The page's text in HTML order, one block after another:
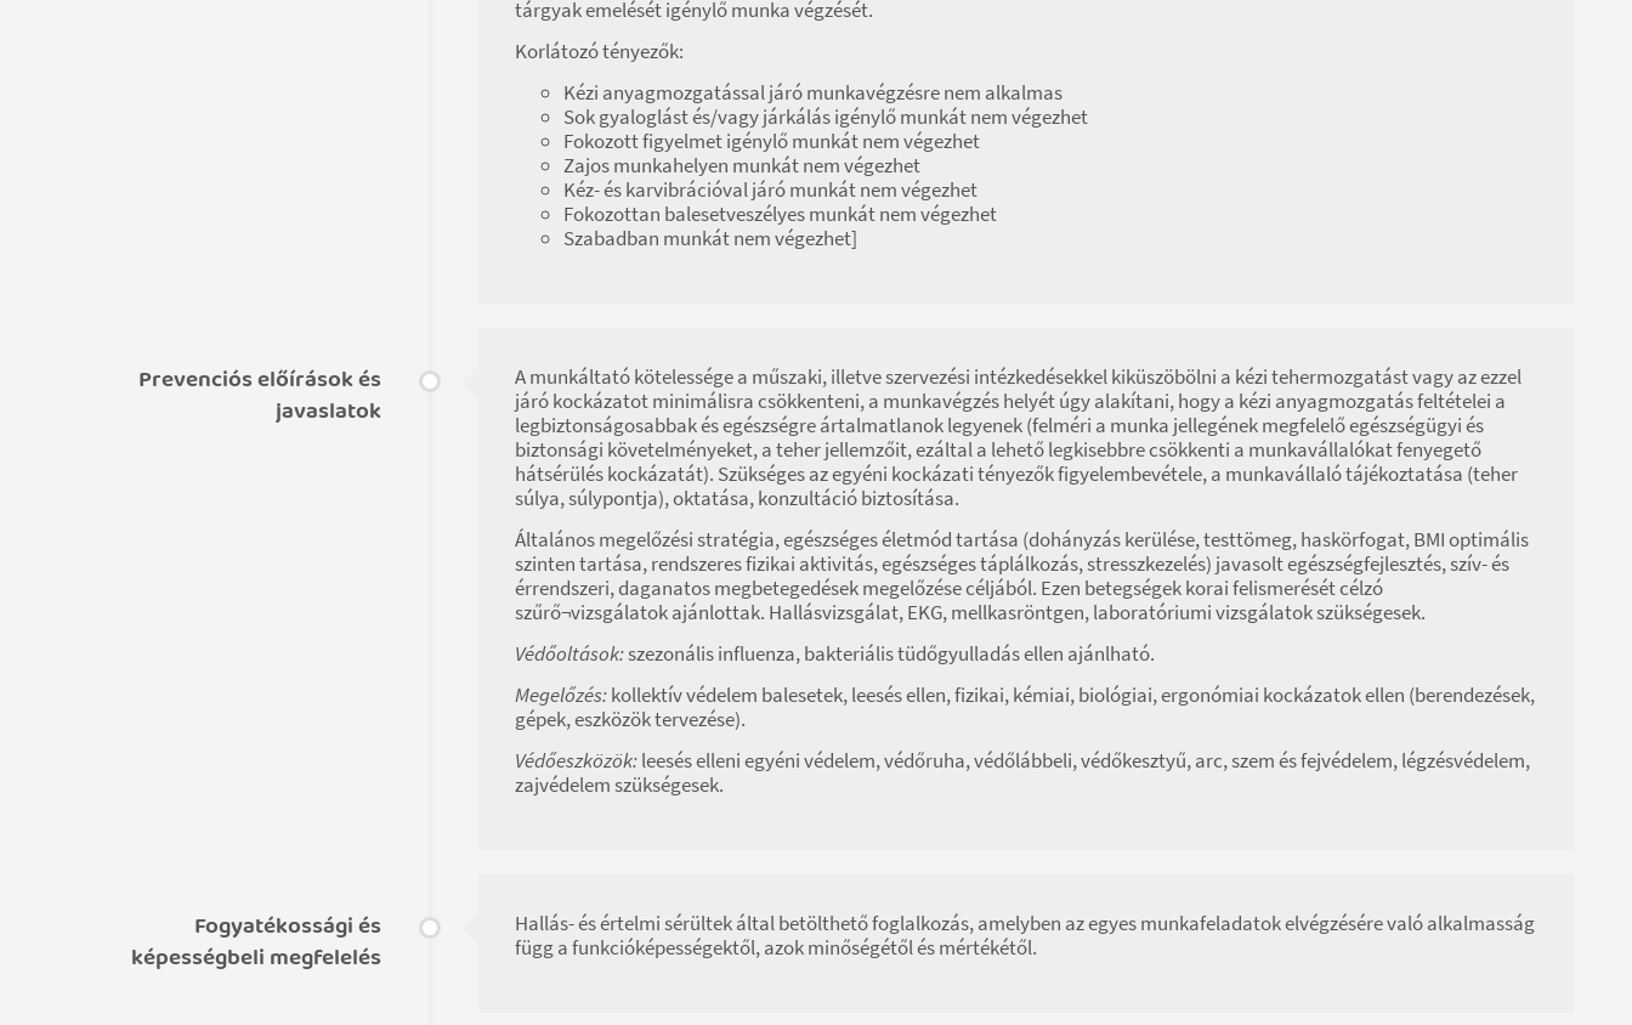
tárgyak emelését igénylő munka végzését.
Korlátozó tényezők:
Kézi anyagmozgatással járó munkavégzésre nem alkalmas
Sok gyaloglást és/vagy járkálás igénylő munkát nem végezhet
Fokozott figyelmet igénylő munkát nem végezhet
Zajos munkahelyen munkát nem végezhet
Kéz- és karvibrációval járó munkát nem végezhet
Fokozottan balesetveszélyes munkát nem végezhet
Szabadban munkát nem végezhet]
Prevenciós előírások és
javaslatok
A munkáltató kötelessége a műszaki, illetve szervezési intézkedésekkel kiküszöbölni a kézi tehermozgatást vagy az ezzel
járó kockázatot minimálisra csökkenteni, a munkavégzés helyét úgy alakítani, hogy a kézi anyagmozgatás feltételei a
legbiztonságosabbak és egészségre ártalmatlanok legyenek (felméri a munka jellegének megfelelő egészségügyi és
biztonsági követelményeket, a teher jellemzőit, ezáltal a lehető legkisebbre csökkenti a munkavállalókat fenyegető
hátsérülés kockázatát). Szükséges az egyéni kockázati tényezők figyelembevétele, a munkavállaló tájékoztatása (teher
súlya, súlypontja), oktatása, konzultáció biztosítása.
Általános megelőzési stratégia, egészséges életmód tartása (dohányzás kerülése, testtömeg, haskörfogat, BMI optimális
szinten tartása, rendszeres fizikai aktivitás, egészséges táplálkozás, stresszkezelés) javasolt egészségfejlesztés, szív- és
érrendszeri, daganatos megbetegedések megelőzése céljából. Ezen betegségek korai felismerését célzó
szűrő¬vizsgálatok ajánlottak. Hallásvizsgálat, EKG, mellkasröntgen, laboratóriumi vizsgálatok szükségesek.
Védőoltások:szezonális influenza, bakteriális tüdőgyulladás ellen ajánlható.
Megelőzés:kollektív védelem balesetek, leesés ellen, fizikai, kémiai, biológiai, ergonómiai kockázatok ellen (berendezések,
gépek, eszközök tervezése).
Védőeszközök:leesés elleni egyéni védelem, védőruha, védőlábbeli, védőkesztyű, arc, szem és fejvédelem, légzésvédelem,
zajvédelem szükségesek.
Fogyatékossági és
képességbeli megfelelés
Hallás- és értelmi sérültek által betölthető foglalkozás, amelyben az egyes munkafeladatok elvégzésére való alkalmasság
függ a funkcióképességektől, azok minőségétől és mértékétől.